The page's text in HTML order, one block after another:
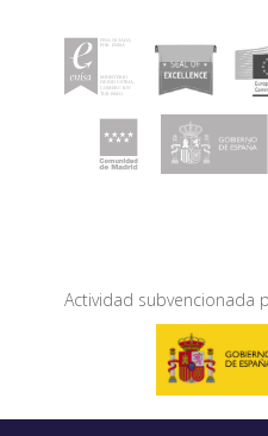
Actividad subvencionada